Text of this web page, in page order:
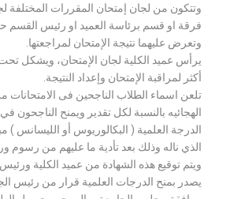
وتتكون من لجان إمتحان المقررات المختلفة
فرقة او قسم برئاسة العميد او رئيس القسم
وتعرض عليهما نتيجة الإمتحان لمراجعتها.
يرأس عميد الكلية لجان الإمتحان، ويشكل
أكثر لمراقبة الإمتحان وإعداد النتيجة.
تلعن اسماء الطلاب الناجحين فى الامتحانات
الهجائيه بالنسبة لكل تقدير ويمنح الناجحون
الدرجة العلمية ( البكالوريوس أو الليسانس )
الذي ناله وذلك بعد تأدية ما عليهم من رسوم
ويتم توقيع هذه الشهادة من عميد الكلية ورئيس
يصدر بمنح الدرجات العلمية قرار من رئيس